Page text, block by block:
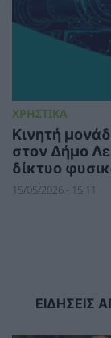
ΧΡΗΣΤΙΚΑ
Κινητή
στον Δήμο
δίκτυο
15/05/2026 - 15:11
ΕΙΔΗΣΕΙΣ